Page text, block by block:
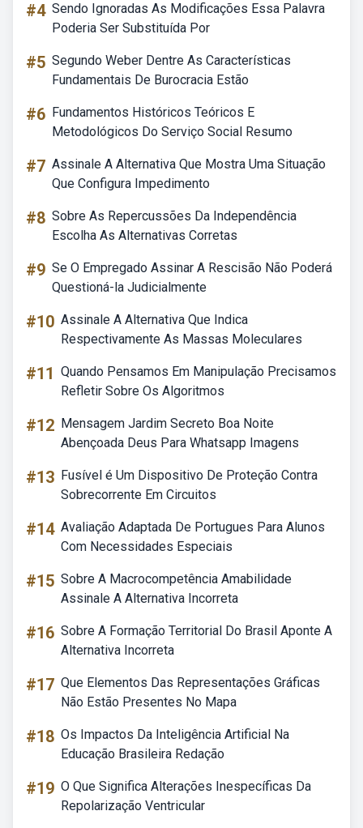
#4 Sendo Ignoradas As Modificações Essa Palavra
Poderia Ser Substituída Por
#5 Segundo Weber Dentre As Características
Fundamentais De Burocracia Estão
#6 Fundamentos Históricos Teóricos E
Metodológicos Do Serviço Social Resumo
#7 Assinale A Alternativa Que Mostra Uma Situação
Que Configura Impedimento
#8 Sobre As Repercussões Da Independência
Escolha As Alternativas Corretas
#9 Se O Empregado Assinar A Rescisão Não Poderá
Questioná-la Judicialmente
#10 Assinale A Alternativa Que Indica
Respectivamente As Massas Moleculares
#11 Quando Pensamos Em Manipulação Precisamos
Refletir Sobre Os Algoritmos
#12 Mensagem Jardim Secreto Boa Noite
Abençoada Deus Para Whatsapp Imagens
#13 Fusível é Um Dispositivo De Proteção Contra
Sobrecorrente Em Circuitos
#14 Avaliação Adaptada De Portugues Para Alunos
Com Necessidades Especiais
#15 Sobre A Macrocompetência Amabilidade
Assinale A Alternativa Incorreta
#16 Sobre A Formação Territorial Do Brasil Aponte A
Alternativa Incorreta
#17 Que Elementos Das Representações Gráficas
Não Estão Presentes No Mapa
#18 Os Impactos Da Inteligência Artificial Na
Educação Brasileira Redação
#19 O Que Significa Alterações Inespecíficas Da
Repolarização Ventricular